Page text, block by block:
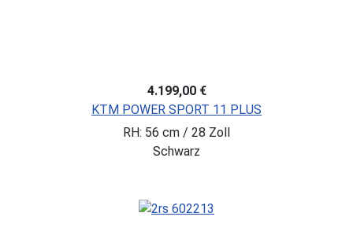
4.199,00 €
KTM POWER SPORT 11 PLUS
RH: 56 cm / 28 Zoll
Schwarz